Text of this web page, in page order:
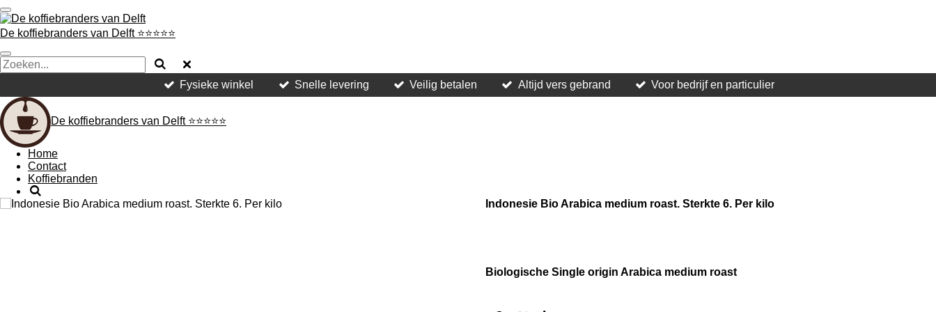
Ga
direct
naar
de
hoofdinhoud
De koffiebranders van Delft ⭐️⭐️⭐️⭐️⭐️
Fysieke winkel Snelle levering Veilig betalen Altijd vers gebrand Voor bedrijf en particulier
De koffiebranders van Delft ⭐️⭐️⭐️⭐️⭐️
Home
Contact
Koffiebranden
Indonesie Bio Arabica medium roast. Sterkte 6. Per kilo
Biologische Single origin Arabica medium roast